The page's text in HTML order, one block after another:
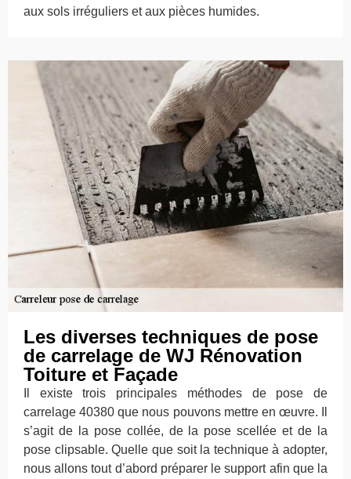
aux sols irréguliers et aux pièces humides.
Les diverses techniques de pose
de carrelage de WJ Rénovation
Toiture et Façade
Il existe trois principales méthodes de pose de
carrelage 40380 que nous pouvons mettre en œuvre. Il
s’agit de la pose collée, de la pose scellée et de la
pose clipsable. Quelle que soit la technique à adopter,
nous allons tout d’abord préparer le support afin que la